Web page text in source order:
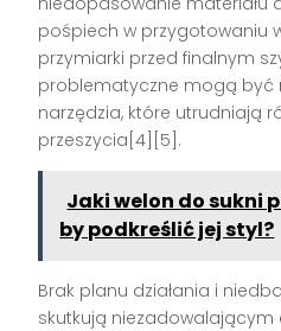
pośpiech w przygotowaniu
przymiarki przed finalnym
problematyczne mogą być
narzędzia, które utrudniają
przeszycia[4][5].
Jaki welon do sukni
by podkreślić jej styl?
Brak planu działania i
skutkują niezadowalającym